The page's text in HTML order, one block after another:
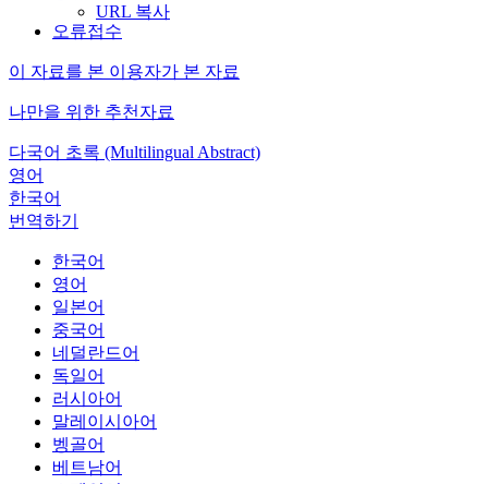
URL 복사
오류접수
이 자료를 본 이용자가 본 자료
나만을 위한 추천자료
다국어 초록 (Multilingual Abstract)
영어
한국어
번역하기
한국어
영어
일본어
중국어
네덜란드어
독일어
러시아어
말레이시아어
벵골어
베트남어